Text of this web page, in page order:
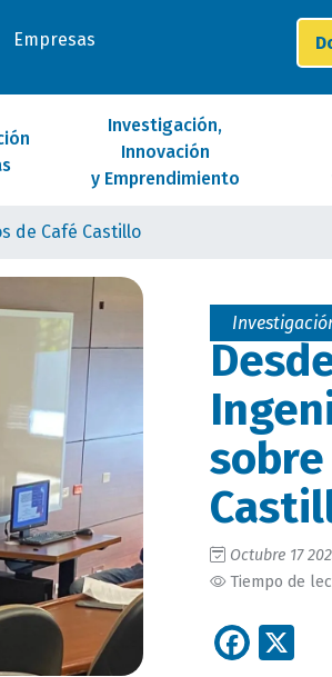
Empresas
Investigación,
Innovación
y Emprendimiento
de Café Castillo
Octubre 17
Tiempo de